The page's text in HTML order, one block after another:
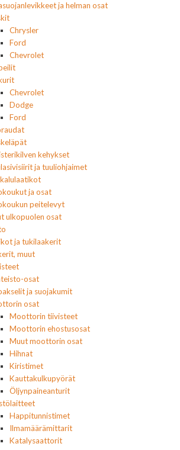
ja helman osat
Chrysler
Ford
Chevrolet
Chevrolet
Dodge
Ford
kehykset
ja tuuliohjaimet
ja osat
peitelevyt
ulkopuolen osat
ja tukilaakerit
muut
osat
ja suojakumit
osat
Moottorin tiivisteet
Moottorin ehostusosat
Muut moottorin osat
Hihnat
Kiristimet
Kauttakulkupyörät
Öljynpaineanturit
Happitunnistimet
Ilmamäärämittarit
Katalysaattorit